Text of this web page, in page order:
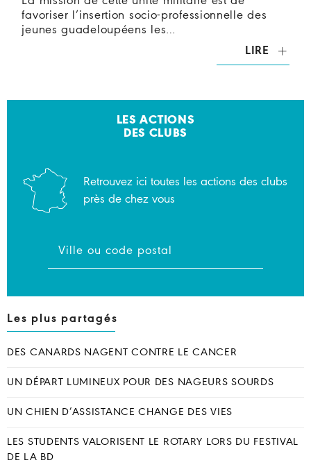
favoriser l’insertion socio-professionnelle des
jeunes guadeloupéens les…
LIRE
LES ACTIONS
DES CLUBS
Retrouvez ici toutes les actions des clubs
près de chez vous
Les plus partagés
DES CANARDS NAGENT CONTRE LE CANCER
UN DÉPART LUMINEUX POUR DES NAGEURS SOURDS
UN CHIEN D’ASSISTANCE CHANGE DES VIES
LES STUDENTS VALORISENT LE ROTARY LORS DU FESTIVAL
DE LA BD